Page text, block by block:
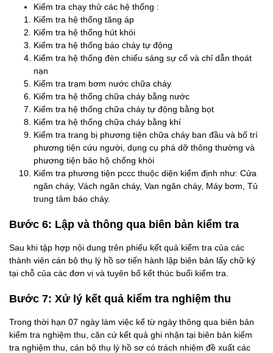
Kiểm tra chạy thử các hệ thống :
Kiểm tra hệ thống tăng áp
Kiểm tra hệ thống hút khói
Kiểm tra hệ thống báo cháy tự động
Kiểm tra hệ thống đèn chiếu sáng sự cố và chỉ dẫn thoát
nạn
Kiểm tra trạm bơm nước chữa cháy
Kiểm tra hệ thống chữa cháy bằng nước
Kiểm tra hệ thống chữa cháy tự động bằng bọt
Kiểm tra hệ thống chữa cháy bằng khí
Kiểm tra trang bị phương tiện chữa cháy ban đầu và bố trí
phương tiện cứu người, dụng cụ phá dỡ thông thường và
phương tiện bảo hộ chống khói
Kiểm tra phương tiện pccc thuộc diện kiểm định như: Cửa
ngăn cháy, Vách ngăn cháy, Van ngăn cháy, Máy bơm, Tủ
trung tâm báo cháy.
Bước 6: Lập và thông qua biên bản kiểm tra
Sau khi tập hợp nội dung trên phiếu kết quả kiểm tra của các
thành viên cán bộ thụ lý hồ sơ tiến hành lập biên bản lấy chữ ký
tại chỗ của các đơn vị và tuyên bố kết thúc buổi kiểm tra.
Bước 7: Xử lý kết quả kiểm tra nghiệm thu
Trong thời hạn 07 ngày làm việc kể từ ngày thông qua biên bản
kiểm tra nghiệm thu, căn cứ kết quả ghi nhận tại biên bản kiểm
tra nghiệm thu, cán bộ thụ lý hồ sơ có trách nhiệm đề xuất các